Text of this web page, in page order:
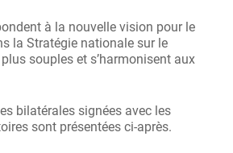
à la nouvelle vision pour le
la Stratégie nationale sur le
souples et s’harmonisent aux
bilatérales signées avec les
sont présentées ci-après.